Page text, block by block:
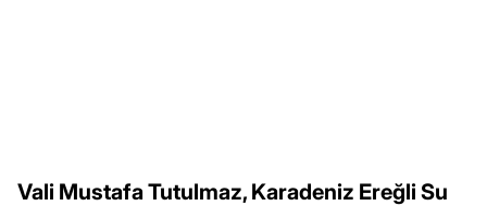
Vali Mustafa Tutulmaz, Karadeniz Ereğli Su